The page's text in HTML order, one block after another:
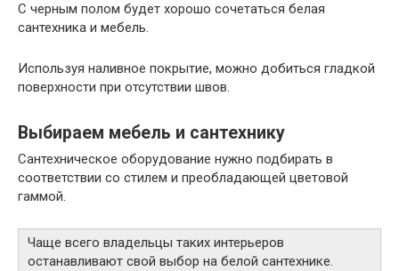
С черным полом будет хорошо сочетаться белая
сантехника и мебель.
Используя наливное покрытие, можно добиться гладкой
поверхности при отсутствии швов.
Выбираем мебель и сантехнику
Сантехническое оборудование нужно подбирать в
соответствии со стилем и преобладающей цветовой
гаммой.
Чаще всего владельцы таких интерьеров
останавливают свой выбор на белой сантехнике.